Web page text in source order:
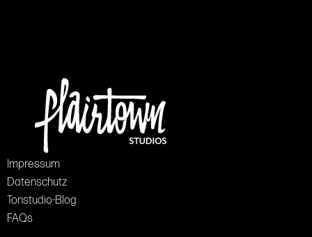
Impressum
Datenschutz
Tonstudio-Blog
FAQs